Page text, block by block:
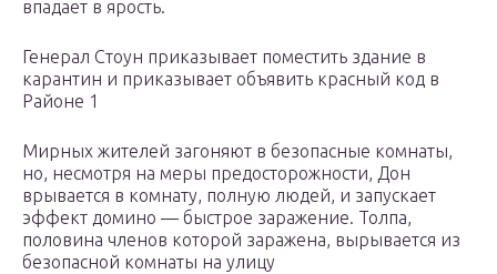
впадает в ярость.
Генерал Стоун приказывает поместить здание в
карантин и приказывает объявить красный код в
Районе 1
Мирных жителей загоняют в безопасные комнаты,
но, несмотря на меры предосторожности, Дон
врывается в комнату, полную людей, и запускает
эффект домино — быстрое заражение. Толпа,
половина членов которой заражена, вырывается из
безопасной комнаты на улицу